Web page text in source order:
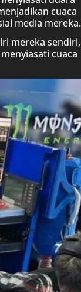
cuaca
media mereka.
mereka sendiri,
cuaca